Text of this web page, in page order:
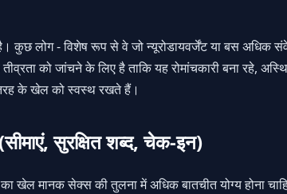
कुछ लोग - विशेष रूप से वे जो न्यूरोडायवर्जेंट या बस अधिक
को जांचने के लिए है ताकि यह रोमांचकारी बना रहे,
के खेल को स्वस्थ रखते हैं।
सुरक्षित शब्द, चेक-इन)
खेल मानक सेक्स की तुलना में अधिक बातचीत योग्य होना